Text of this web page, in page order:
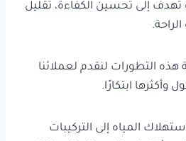
إلى تحسين الكفاءة، تقليل
هذه التطورات لنقدم لعملائنا
ابتكارًا.
المياه إلى التركيبات